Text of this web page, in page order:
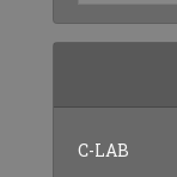
C-LAB